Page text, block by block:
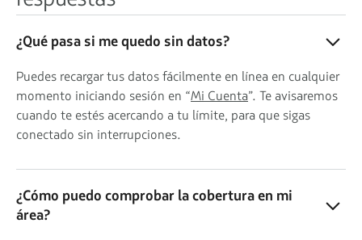
¿Qué pasa si me quedo sin datos?
Puedes recargar tus datos fácilmente en línea en cualquier
momento iniciando sesión en “Mi Cuenta”. Te avisaremos
cuando te estés acercando a tu límite, para que sigas
conectado sin interrupciones.
¿Cómo puedo comprobar la cobertura en mi
área?